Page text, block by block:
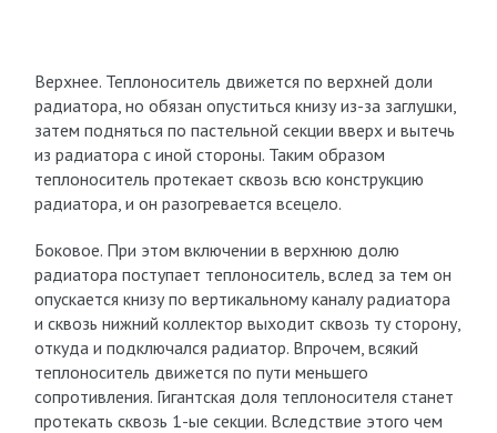
Верхнее. Теплоноситель движется по верхней доли
радиатора, но обязан опуститься книзу из-за заглушки,
затем подняться по пастельной секции вверх и вытечь
из радиатора с иной стороны. Таким образом
теплоноситель протекает сквозь всю конструкцию
радиатора, и он разогревается всецело.
Боковое. При этом включении в верхнюю долю
радиатора поступает теплоноситель, вслед за тем он
опускается книзу по вертикальному каналу радиатора
и сквозь нижний коллектор выходит сквозь ту сторону,
откуда и подключался радиатор. Впрочем, всякий
теплоноситель движется по пути меньшего
сопротивления. Гигантская доля теплоносителя станет
протекать сквозь 1-ые секции. Вследствие этого чем